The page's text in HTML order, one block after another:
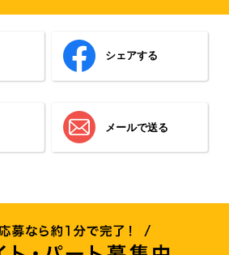
シェアする
メールで送る